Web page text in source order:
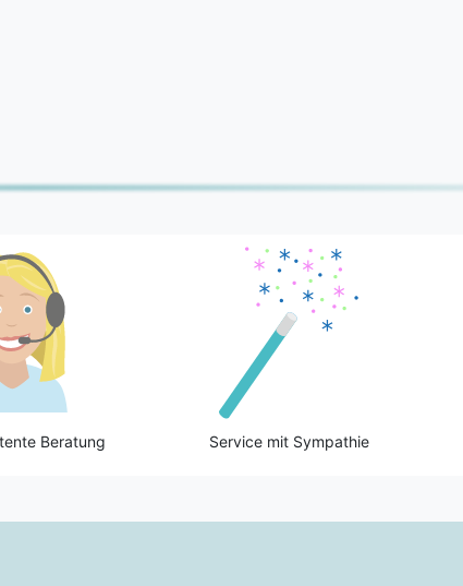
Beratung Service mit Sympathie